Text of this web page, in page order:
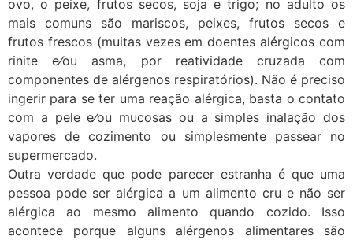
ovo, o peixe, frutos secos, soja e trigo; no adulto os
mais comuns são mariscos, peixes, frutos secos e
frutos frescos (muitas vezes em doentes alérgicos com
rinite e⁄ou asma, por reatividade cruzada com
componentes de alérgenos respiratórios). Não é preciso
ingerir para se ter uma reação alérgica, basta o contato
com a pele e⁄ou mucosas ou a simples inalação dos
vapores de cozimento ou simplesmente passear no
supermercado.
Outra verdade que pode parecer estranha é que uma
pessoa pode ser alérgica a um alimento cru e não ser
alérgica ao mesmo alimento quando cozido. Isso
acontece porque alguns alérgenos alimentares são